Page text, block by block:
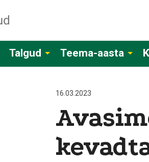
Talgud Teema-aasta
16.03.2023